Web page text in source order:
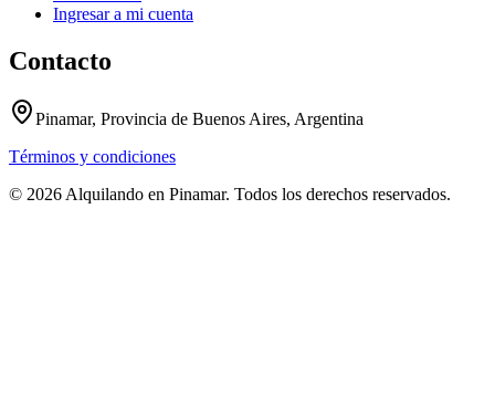
Ingresar a mi cuenta
Contacto
Pinamar, Provincia de Buenos Aires, Argentina
Términos y condiciones
© 2026 Alquilando en Pinamar. Todos los derechos reservados.